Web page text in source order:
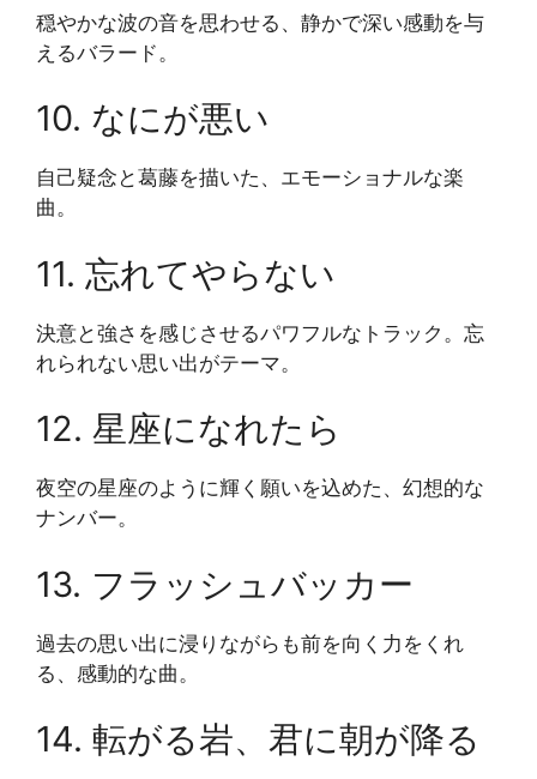
穏やかな波の音を思わせる、静かで深い感動を与
えるバラード。
10. なにが悪い
自己疑念と葛藤を描いた、エモーショナルな楽
曲。
11. 忘れてやらない
決意と強さを感じさせるパワフルなトラック。忘
れられない思い出がテーマ。
12. 星座になれたら
夜空の星座のように輝く願いを込めた、幻想的な
ナンバー。
13. フラッシュバッカー
過去の思い出に浸りながらも前を向く力をくれ
る、感動的な曲。
14. 転がる岩、君に朝が降る